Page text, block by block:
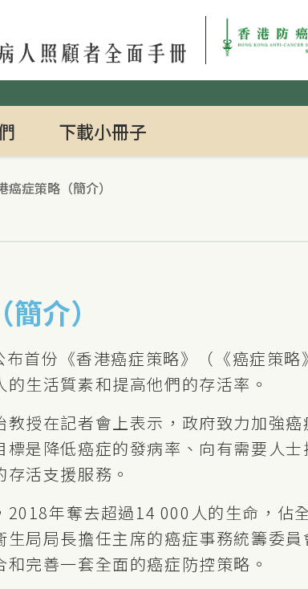
下載小冊子
癌症策略（簡介）
介）
首份《香港癌症策略》（《癌症策
生活質素和提高他們的存活率。
授在記者會上表示，政府致力加強
標是降低癌症的發病率、向有需要人
活支援服務。
2018年奪去超過14 000人的生命，佔
生局局長擔任主席的癌症事務統籌委
完善一套全面的癌症防控策略。